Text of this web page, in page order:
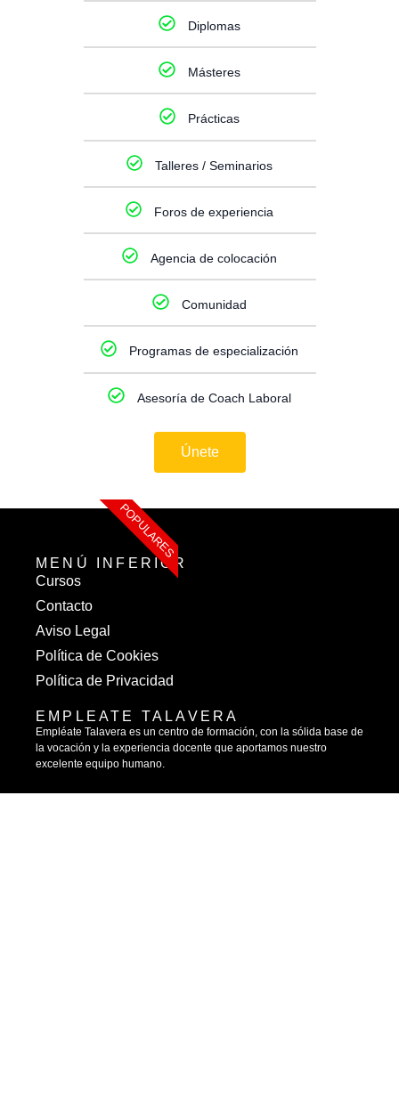
Diplomas
Másteres
Prácticas
Talleres / Seminarios
Foros de experiencia
Agencia de colocación
Comunidad
Programas de especialización
Asesoría de Coach Laboral
Únete
POPULARES
MENÚ INFERIOR
Cursos
Contacto
Aviso Legal
Política de Cookies
Política de Privacidad
EMPLEATE TALAVERA
Empléate Talavera es un centro de formación, con la sólida base de
la vocación y la experiencia docente que aportamos nuestro
excelente equipo humano.